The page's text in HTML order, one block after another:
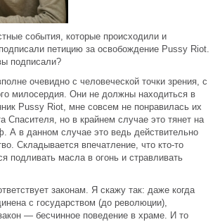
события, которые происходили и
петицию за освобождение Pussy Riot.
подписали?
очевидно с человеческой точки зрения, с
милосердия. Они не должны находиться в
Pussy Riot, мне совсем не понравилась их
Спасителя, но в крайнем случае это тянет на
А в данном случае это ведь действительно
Складывается впечатление, что кто-то
подливать масла в огонь и стравливать
законам. Я скажу так: даже когда
с государством (до революции),
— бесчинное поведение в храме. И то